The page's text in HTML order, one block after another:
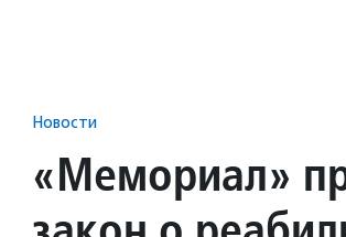
Новости
«Мемориал»